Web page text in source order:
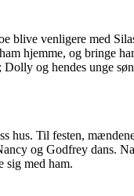
blive venligere med
hjemme, og bringe
og hendes unge
hus. Til festen,
og Godfrey dans.
sig med ham.